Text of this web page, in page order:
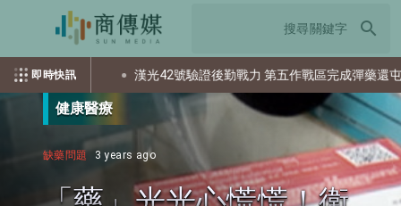
search
即時快訊
？ 漢光42號驗證後勤戰力 第五作戰區完成彈藥還屯整備
健康醫療
缺藥問題 3 years ago